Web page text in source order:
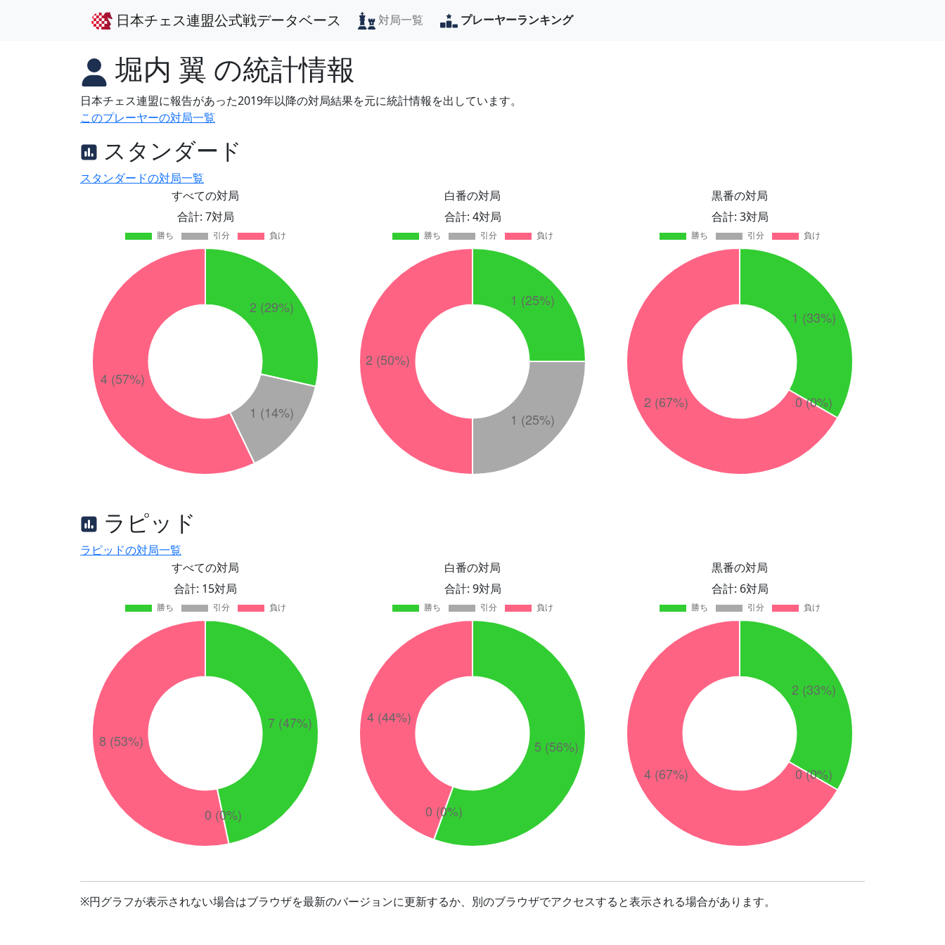
日本チェス連盟公式戦データベース 対局一覧 プレーヤーランキング
堀内 翼 の統計情報
日本チェス連盟に報告があった2019年以降の対局結果を元に統計情報を出しています。
このプレーヤーの対局一覧
スタンダード
スタンダードの対局一覧
すべての対局
合計: 7対局
白番の対局
合計: 4対局
黒番の対局
合計: 3対局
ラピッド
ラピッドの対局一覧
すべての対局
合計: 15対局
白番の対局
合計: 9対局
黒番の対局
合計: 6対局
※円グラフが表示されない場合はブラウザを最新のバージョンに更新するか、別のブラウザでアクセスすると表示される場合があります。